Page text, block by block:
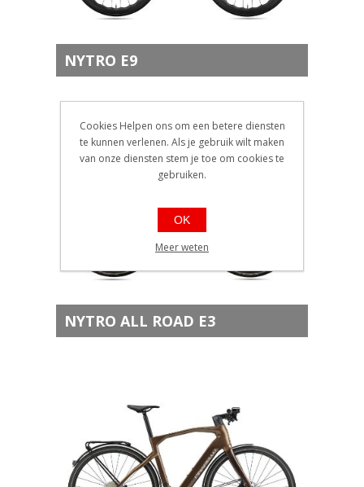
NYTRO E9
NYTRO ALL ROAD E3
Cookies Helpen ons om een betere diensten
te kunnen verlenen. Als je gebruik wilt maken
van onze diensten stem je toe om cookies te
gebruiken.
OK
Meer weten